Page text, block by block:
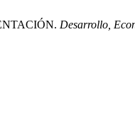
Desarrollo,